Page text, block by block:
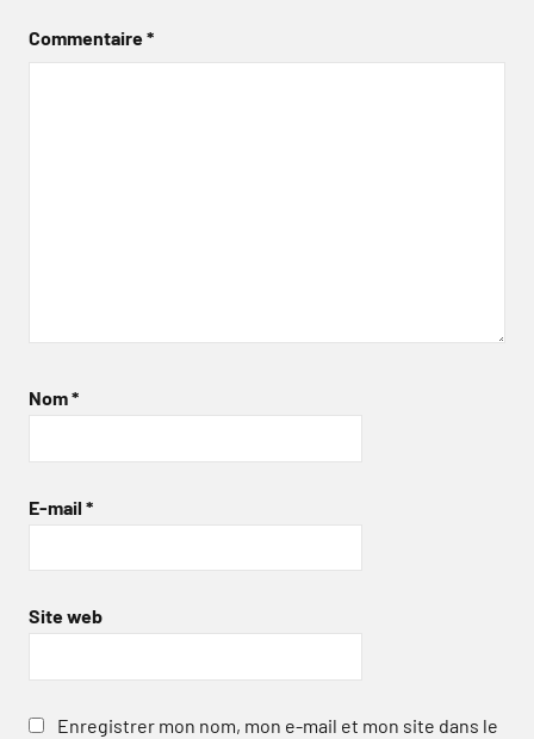
Commentaire*
Nom*
E-mail *
Site web
Enregistrer mon nom, mon e-mail et mon site dans le